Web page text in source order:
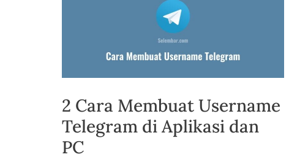
2 Cara Membuat Username
Telegram di Aplikasi dan
PC